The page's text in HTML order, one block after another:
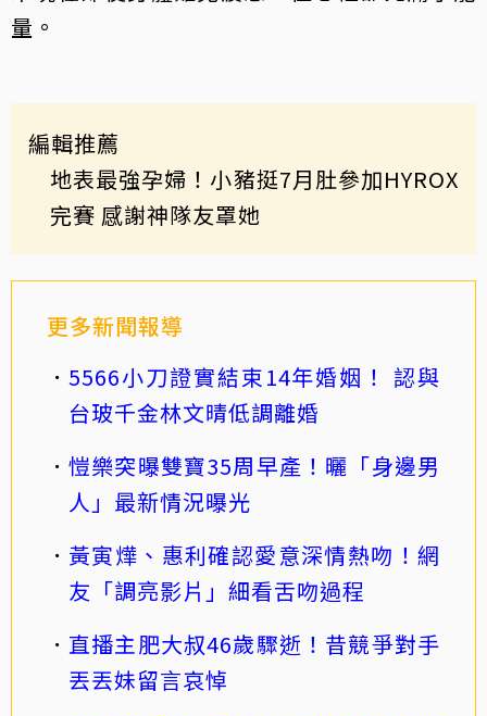
量。
編輯推薦
地表最強孕婦！小豬挺7月肚參加HYROX
完賽 感謝神隊友罩她
更多新聞報導
5566小刀證實結束14年婚姻！ 認與
台玻千金林文晴低調離婚
愷樂突曝雙寶35周早產！曬「身邊男
人」最新情況曝光
黃寅燁、惠利確認愛意深情熱吻！網
友「調亮影片」細看舌吻過程
直播主肥大叔46歲驟逝！昔競爭對手
丟丟妹留言哀悼